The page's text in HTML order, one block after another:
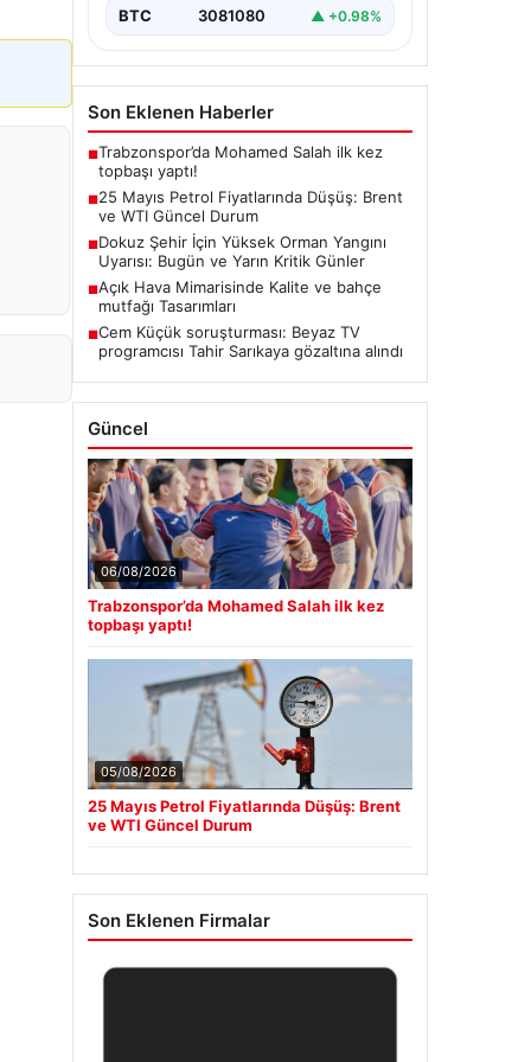
BTC 3081080 ▲ +0.98%
Son Eklenen Haberler
■Trabzonspor’da Mohamed Salah ilk kez
topbaşı yaptı!
■25 Mayıs Petrol Fiyatlarında Düşüş: Brent
ve WTI Güncel Durum
■Dokuz Şehir İçin Yüksek Orman Yangını
Uyarısı: Bugün ve Yarın Kritik Günler
■Açık Hava Mimarisinde Kalite ve bahçe
mutfağı Tasarımları
■Cem Küçük soruşturması: Beyaz TV
programcısı Tahir Sarıkaya gözaltına alındı
Güncel
06/08/2026
Trabzonspor’da Mohamed Salah ilk kez
topbaşı yaptı!
05/08/2026
25 Mayıs Petrol Fiyatlarında Düşüş: Brent
ve WTI Güncel Durum
Son Eklenen Firmalar